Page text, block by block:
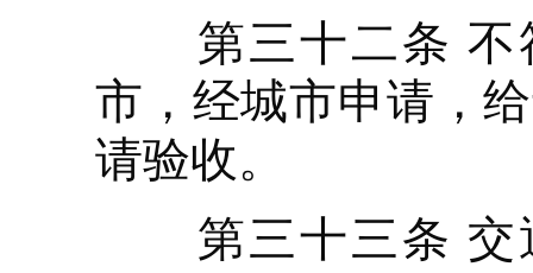
第三十二条 不
市，经城市申请，
请验收。
第三十三条 交